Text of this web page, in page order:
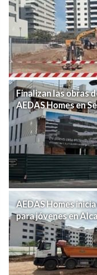
Finalizan las obras
AEDAS Homes en
AEDAS Homes
para jóvenes en